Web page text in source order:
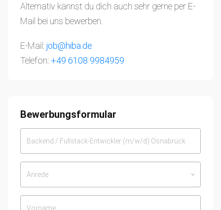
Alternativ kannst du dich auch sehr gerne per E-
Mail bei uns bewerben.
E-Mail: job@hiba.de
Telefon: +49 6108 9984959
Bewerbungsformular
Anrede keyboard_arrow_down